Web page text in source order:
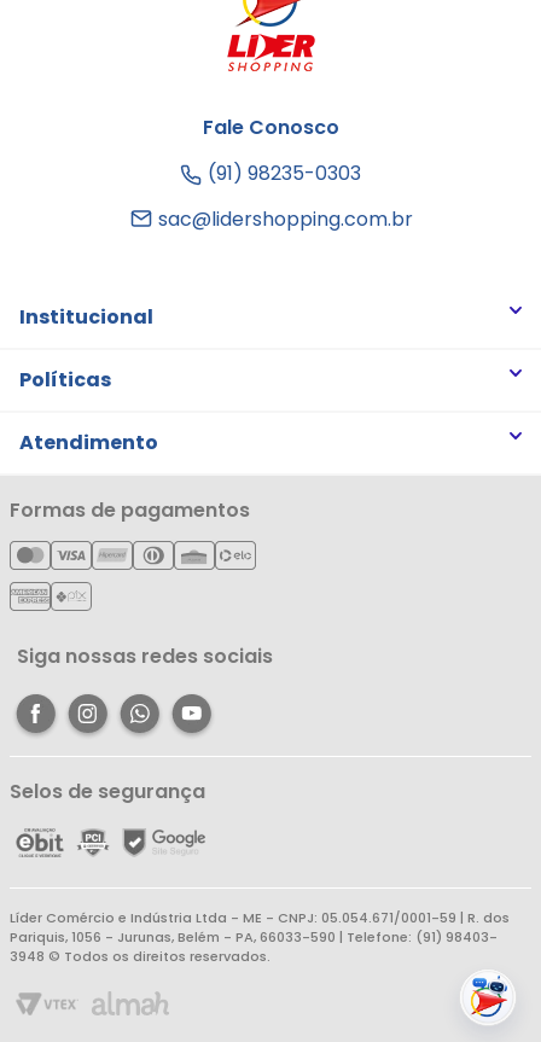
Fale Conosco
(91) 98235-0303
sac@lidershopping.com.br
Institucional
Quem somos
Notícias
Cartão Líderzan
Políticas
Trocas e Devoluções
Política de Privacidade
Política de Entrega
Política de Reembolso
Atendimento
Minha Conta
Meus Pedidos
Meus Favoritos
Central de Atendimento
Formas de pagamentos
Siga nossas redes sociais
Selos de segurança
Líder Comércio e Indústria Ltda - ME - CNPJ: 05.054.671/0001-59 | R. dos
Pariquis, 1056 - Jurunas, Belém - PA, 66033-590 | Telefone: (91) 98403-
3948 © Todos os direitos reservados.